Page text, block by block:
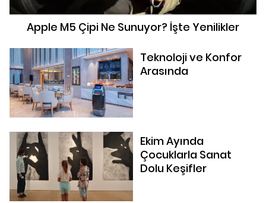
Apple M5 Çipi Ne Sunuyor? İşte Yenilikler
Teknoloji ve Konfor
Arasında
Ekim Ayında
Çocuklarla Sanat
Dolu Keşifler